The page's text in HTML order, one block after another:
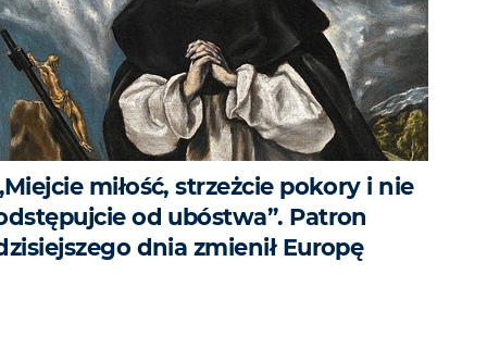
miłość, strzeżcie pokory i nie
od ubóstwa”. Patron
dnia zmienił Europę